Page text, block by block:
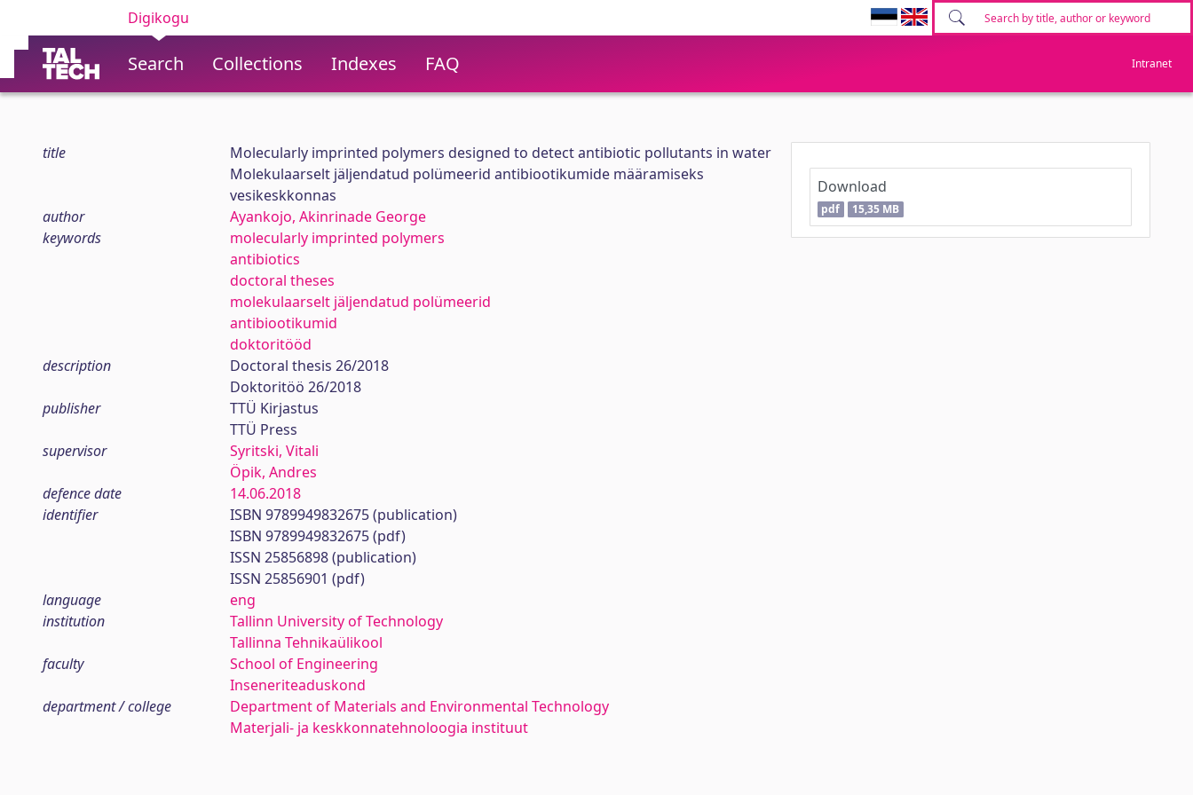
Digikogu
Search Collections Indexes FAQ Intranet
title
Molecularly imprinted polymers designed to detect antibiotic pollutants in water
Molekulaarselt jäljendatud polümeerid antibiootikumide määramiseks
vesikeskkonnas
author
Ayankojo, Akinrinade George
keywords
molecularly imprinted polymers
antibiotics
doctoral theses
molekulaarselt jäljendatud polümeerid
antibiootikumid
doktoritööd
description
Doctoral thesis 26/2018
Doktoritöö 26/2018
publisher
TTÜ Kirjastus
TTÜ Press
supervisor
Syritski, Vitali
Öpik, Andres
defence date
14.06.2018
identifier
ISBN 9789949832675 (publication)
ISBN 9789949832675 (pdf)
ISSN 25856898 (publication)
ISSN 25856901 (pdf)
language
eng
institution
Tallinn University of Technology
Tallinna Tehnikaülikool
faculty
School of Engineering
Inseneriteaduskond
department / college
Department of Materials and Environmental Technology
Materjali- ja keskkonnatehnoloogia instituut
Download
pdf 15,35 MB